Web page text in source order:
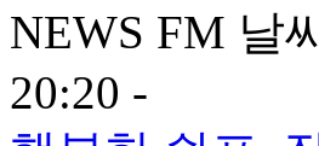
NEWS FM 날
20:20 -